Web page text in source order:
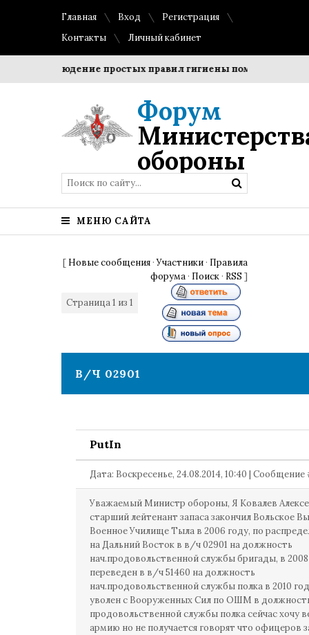
Главная Вход
Регистрация
Контакты
Личный кабинет
Соблюдение простых правил гигиены помогает
Форум
обороны
МЕНЮ САЙТА
[ Новые сообщения ·Участники · Правила
форума · Поиск · RSS ]
Страница1 из 1
В/Ч 02901
PutIn
Дата: Воскресенье, 24.08.2014, 10:40 |
Уважаемый Министр обороны, Я Ковалев
старший лейтенант запаса закончил Вольское
Военное Училище Тыла в 2006 году, по
на Дальний Восток в в/ч 02901 на должность
нач.продовольственной службы бригады, в
переведен в в/ч 51460 на должность
нач.продовольственной службы полка в 2010
уволен с Вооруженных Сил по ОШМ в
продовольственной службы полка сейчас хочу
армию но не получается говорят что офицеров